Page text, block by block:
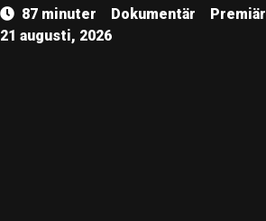
87 minuter Dokumentär
Premiär
21 augusti, 2026